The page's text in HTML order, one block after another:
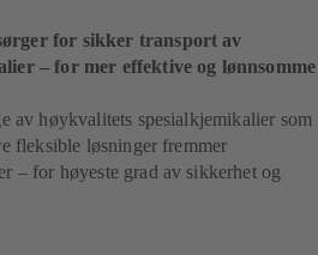
for sikker transport av
– for mer effektive og lønnsomme
av høykvalitets spesialkjemikalier som
fleksible løsninger fremmer
– for høyeste grad av sikkerhet og